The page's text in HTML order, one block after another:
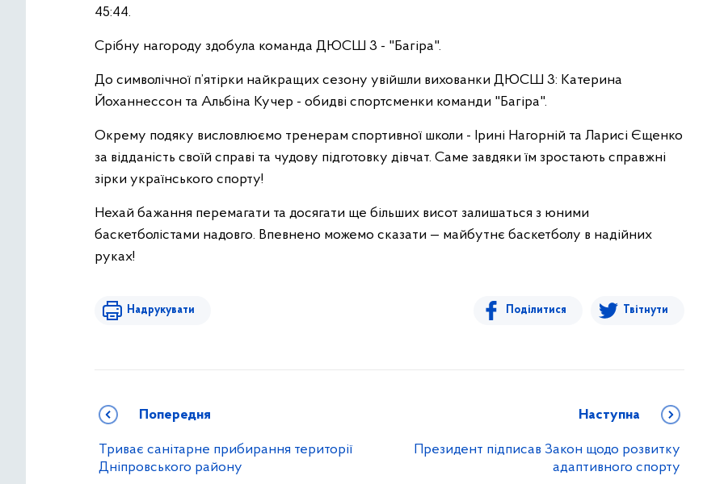
45:44.
Срібну нагороду здобула команда ДЮСШ 3 - "Багіра".
До символічної п’ятірки найкращих сезону увійшли вихованки ДЮСШ 3: Катерина
Йоханнессон та Альбіна Кучер - обидві спортсменки команди "Багіра".
Окрему подяку висловлюємо тренерам спортивної школи - Ірині Нагорній та Ларисі Єщенко
за відданість своїй справі та чудову підготовку дівчат. Саме завдяки їм зростають справжні
зірки українського спорту!
Нехай бажання перемагати та досягати ще більших висот залишаться з юними
баскетболістами надовго. Впевнено можемо сказати — майбутнє баскетболу в надійних
руках!
Надрукувати Поділитися Твітнути
Попередня
Триває санітарне прибирання території
Дніпровського району
Наступна
Президент підписав Закон щодо розвитку
адаптивного спорту